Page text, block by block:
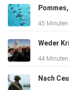
nur noch
dasselbe?
Valerius
–Bookstagrammer
45 Minuten
44 Minuten
Nach